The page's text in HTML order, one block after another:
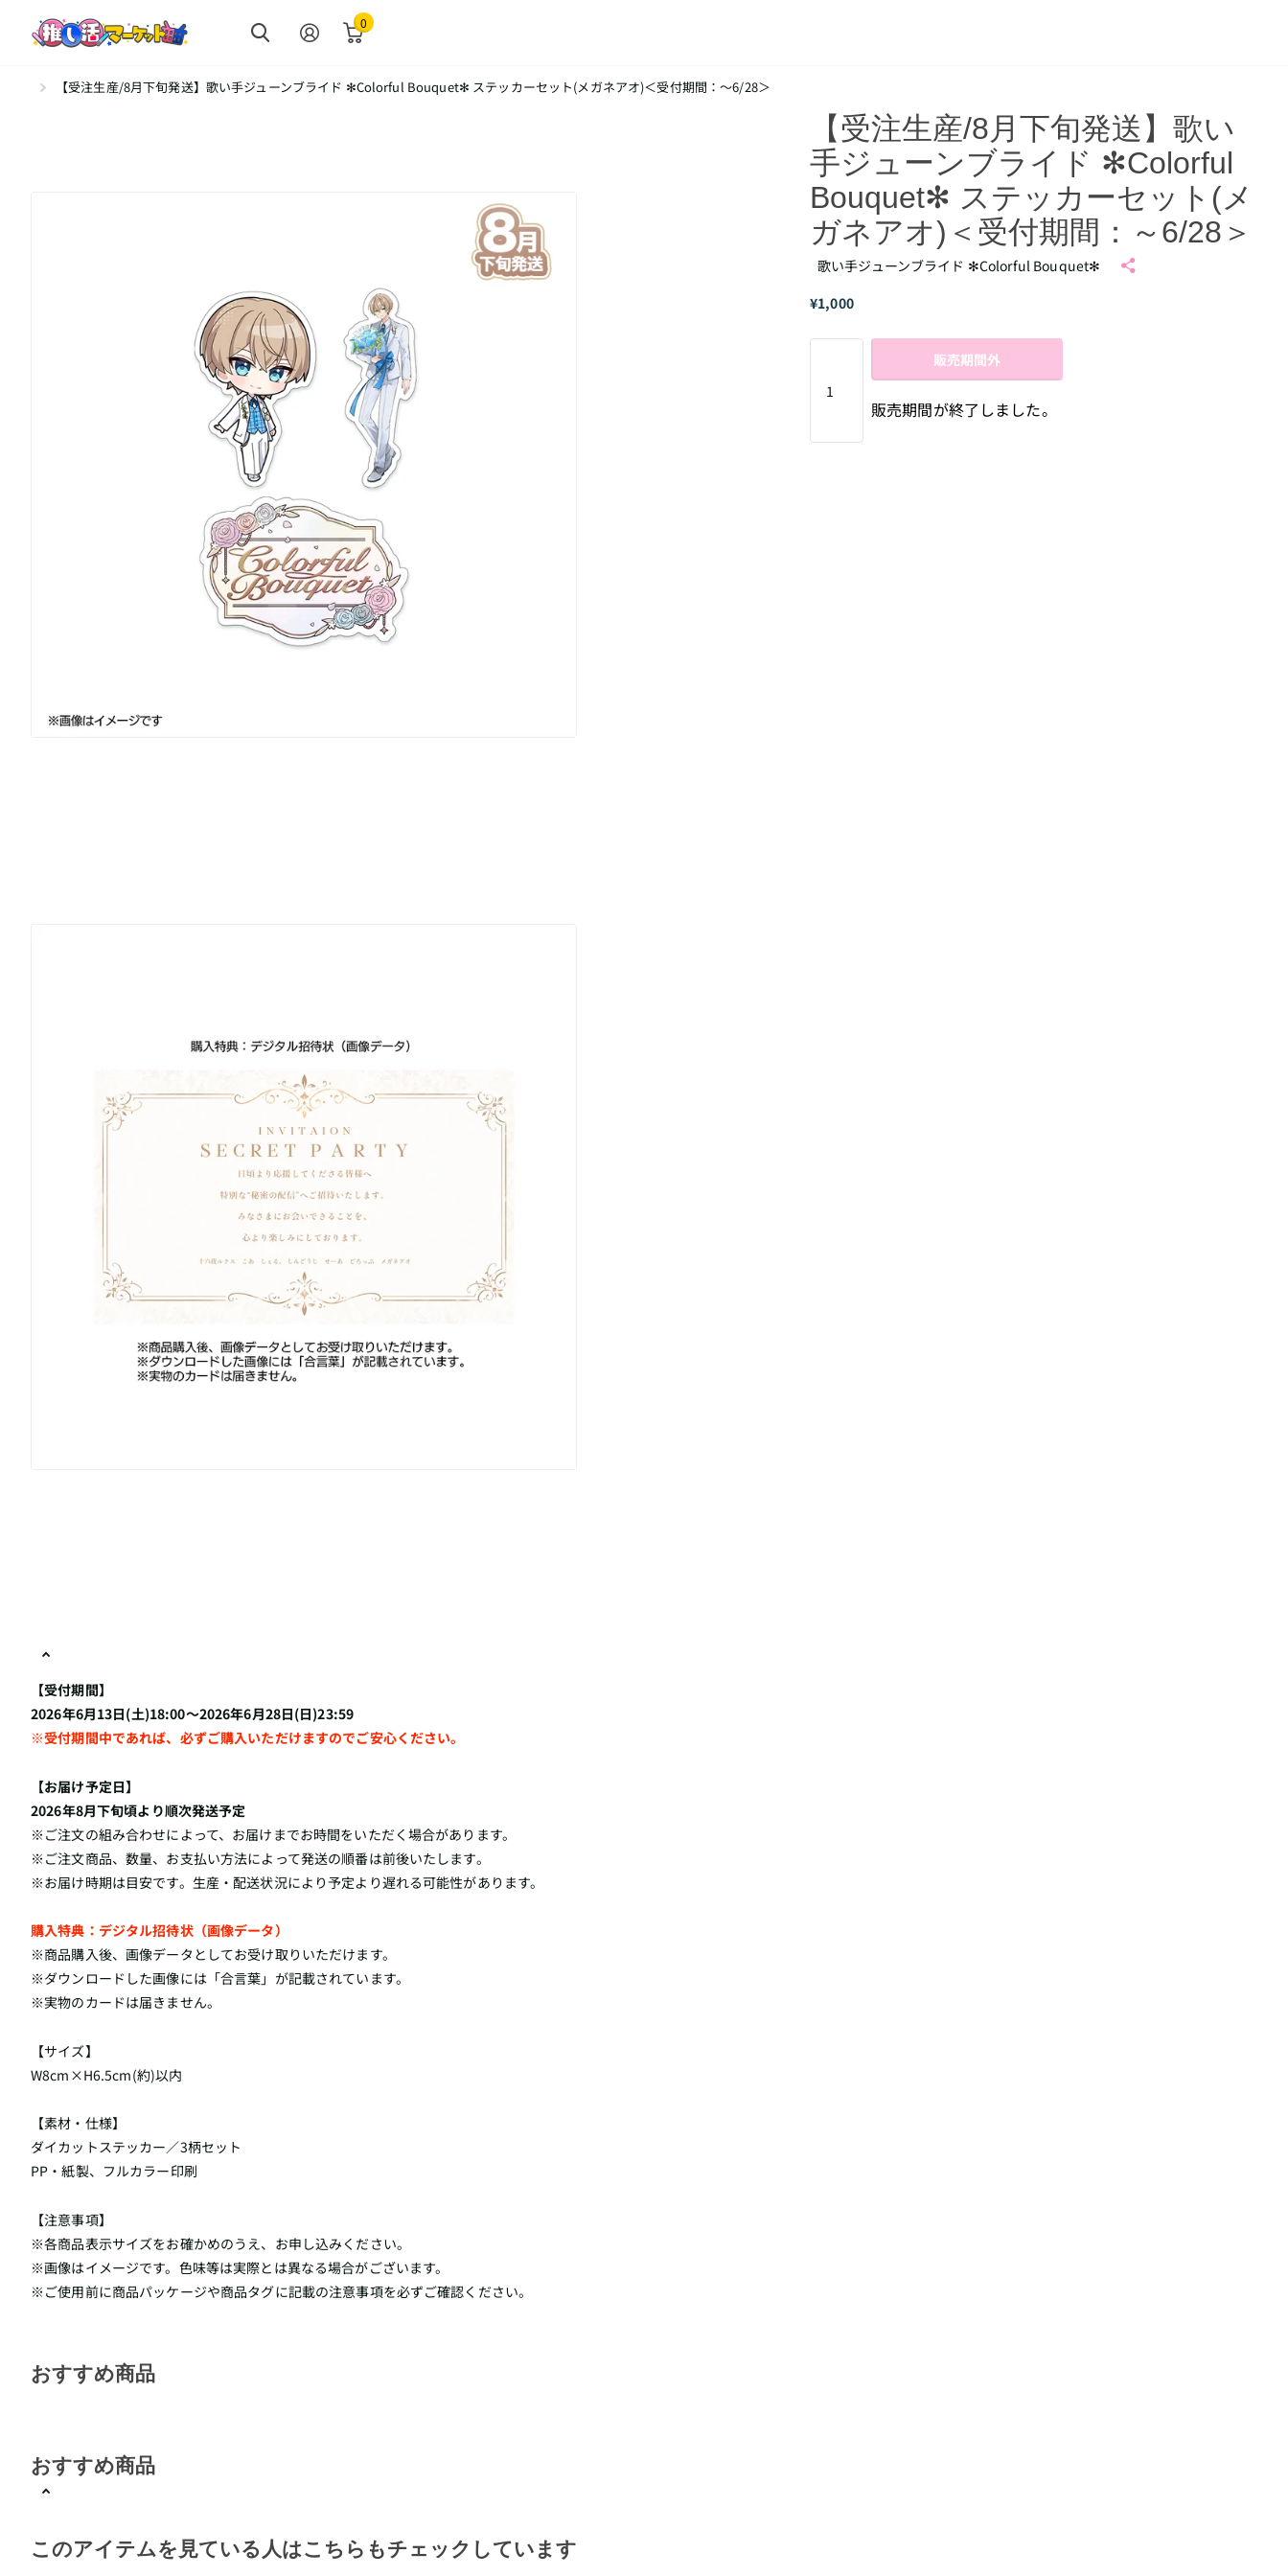
0
【受注生産/8月下旬発送】歌い手ジューンブライド ✻Colorful Bouquet✻ ステッカーセット(メガネアオ)＜受付期間：～6/28＞
【受付期間】
2026年6月13日(土)18:00～2026年6月28日(日)23:59
※受付期間中であれば、必ずご購入いただけますのでご安心ください。
【お届け予定日】
2026年8月下旬頃より順次発送予定
※ご注文の組み合わせによって、お届けまでお時間をいただく場合があります。
※ご注文商品、数量、お支払い方法によって発送の順番は前後いたします。
※お届け時期は目安です。生産・配送状況により予定より遅れる可能性があります。
購入特典：デジタル招待状（画像データ）
※商品購入後、画像データとしてお受け取りいただけます。
※ダウンロードした画像には「合言葉」が記載されています。
※実物のカードは届きません。
【サイズ】
W8cm×H6.5cm(約)以内
【素材・仕様】
ダイカットステッカー／3柄セット
PP・紙製、フルカラー印刷
【注意事項】
※各商品表示サイズをお確かめのうえ、お申し込みください。
※画像はイメージです。色味等は実際とは異なる場合がございます。
※ご使用前に商品パッケージや商品タグに記載の注意事項を必ずご確認ください。
【受注生産/8月下旬発送】歌い
手ジューンブライド ✻Colorful
Bouquet✻ ステッカーセット(メ
ガネアオ)＜受付期間：～6/28＞
歌い手ジューンブライド ✻Colorful Bouquet✻
¥1,000
販売期間外
販売期間が終了しました。
おすすめ商品
おすすめ商品
このアイテムを見ている人はこちらもチェックしています